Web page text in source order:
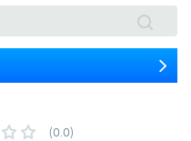
(0.0)